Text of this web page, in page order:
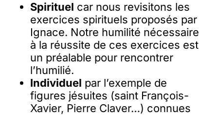
Spirituel car nous revisitons les
exercices spirituels proposés par
Ignace. Notre humilité nécessaire
à la réussite de ces exercices est
un préalable pour rencontrer
l’humilié.
Individuel par l’exemple de
figures jésuites (saint François-
Xavier, Pierre Claver…) connues